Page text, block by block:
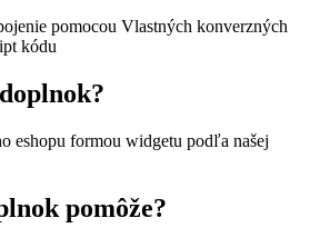
pomocou Vlastných konverzných
kódu
eshopu formou widgetu podľa našej
pomôže?